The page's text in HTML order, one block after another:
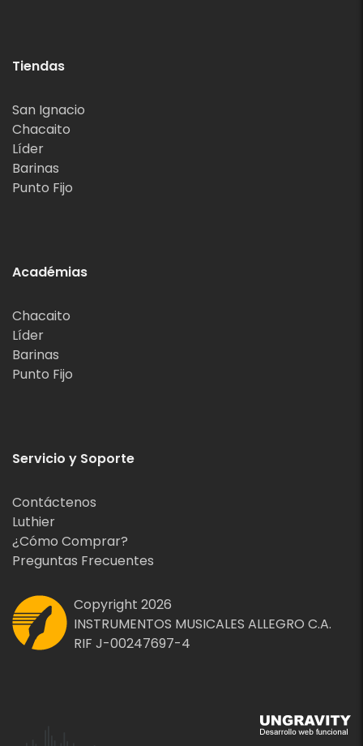
Tiendas
San Ignacio
Chacaito
Líder
Barinas
Punto Fijo
Académias
Chacaito
Líder
Barinas
Punto Fijo
Servicio y Soporte
Contáctenos
Luthier
¿Cómo Comprar?
Preguntas Frecuentes
Copyright 2026
INSTRUMENTOS MUSICALES ALLEGRO C.A.
RIF J-00247697-4